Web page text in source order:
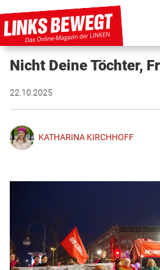
PARTEI IN BEWEGUNG
KUNSTSTOFF
DISKUSSIONSSTOFF
INTERNATIONAL
Nicht Deine Töchter,
22.10.2025
KATHARINA KIRCHHOFF